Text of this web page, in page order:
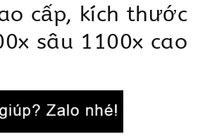
cấp, kích thước
sâu 1100x cao